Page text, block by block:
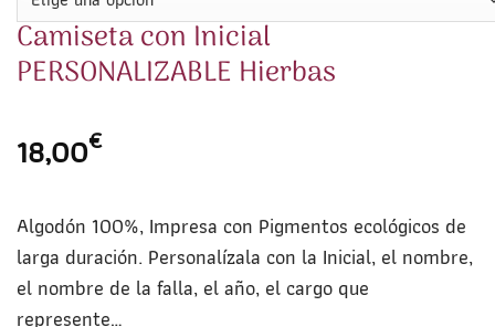
Camiseta con Inicial
PERSONALIZABLE Hierbas
18,00€
Algodón 100%, Impresa con Pigmentos ecológicos de
larga duración. Personalízala con la Inicial, el nombre,
el nombre de la falla, el año, el cargo que
represente…